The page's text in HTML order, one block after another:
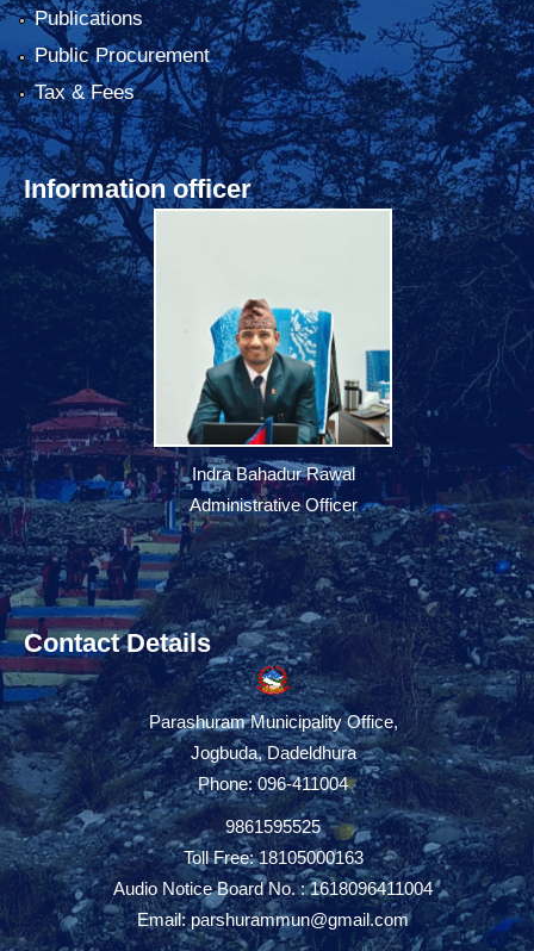
Publications
Public Procurement
Tax & Fees
Information officer
Indra Bahadur Rawal
Administrative Officer
Contact Details
Parashuram Municipality Office,
Jogbuda, Dadeldhura
Phone: 096-411004
9861595525
Toll Free: 18105000163
Audio Notice Board No. : 1618096411004
Email:parshurammun@gmail.com